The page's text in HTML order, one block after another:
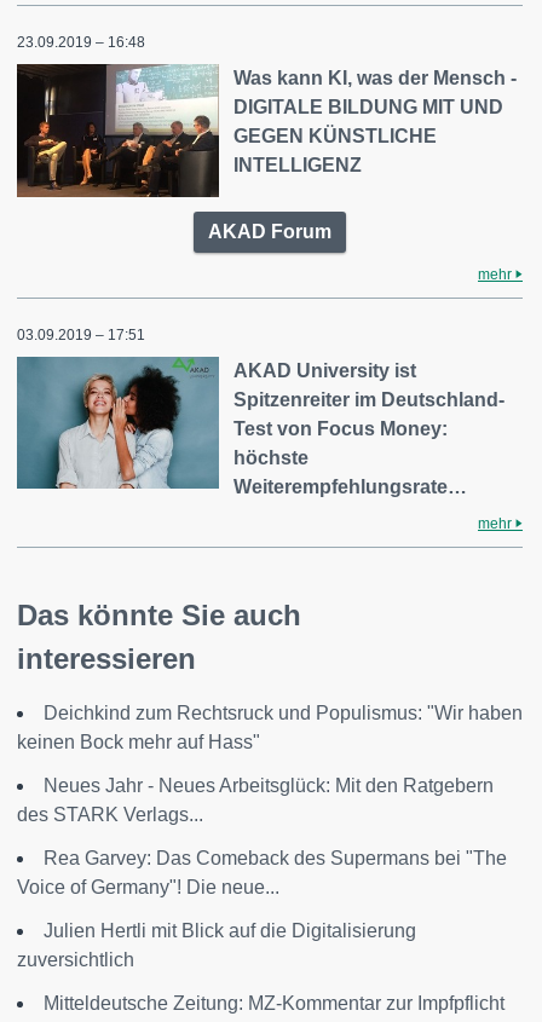
23.09.2019 – 16:48
Was kann KI, was der Mensch -
DIGITALE BILDUNG MIT UND
GEGEN KÜNSTLICHE
INTELLIGENZ
AKAD Forum
mehr
03.09.2019 – 17:51
AKAD University ist
Spitzenreiter im Deutschland-
Test von Focus Money:
höchste
Weiterempfehlungsrate…
mehr
Das könnte Sie auch
interessieren
Deichkind zum Rechtsruck und Populismus: "Wir haben
keinen Bock mehr auf Hass"
Neues Jahr - Neues Arbeitsglück: Mit den Ratgebern
des STARK Verlags...
Rea Garvey: Das Comeback des Supermans bei "The
Voice of Germany"! Die neue...
Julien Hertli mit Blick auf die Digitalisierung
zuversichtlich
Mitteldeutsche Zeitung: MZ-Kommentar zur Impfpflicht